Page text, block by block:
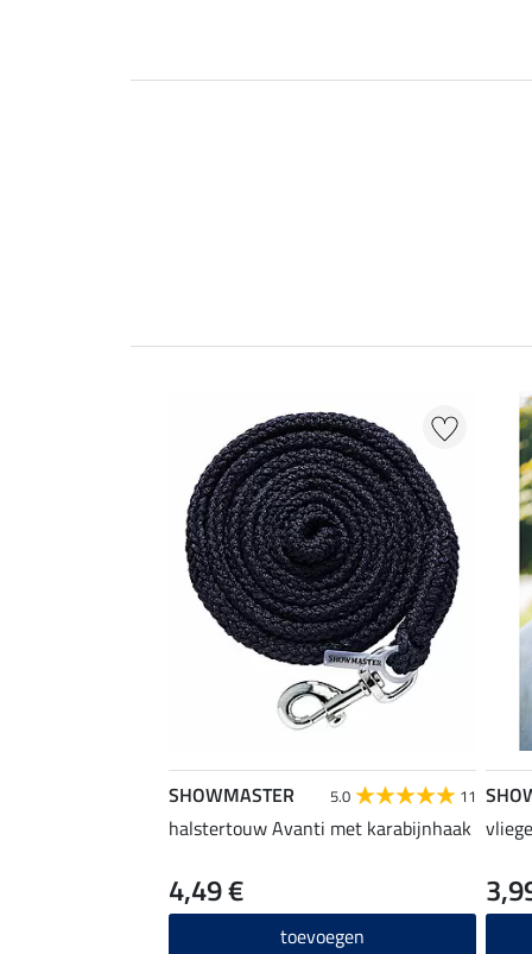
SHOWMASTER 5.0 11
halstertouw Avanti met karabijnhaak
4,49 €
toevoegen